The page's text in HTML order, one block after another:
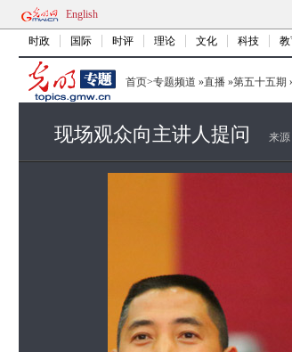
English
时政 国际 时评 理论 文化 科技
首页>专题频道 »直播 »第五十五期
现场观众向主讲人提问 来源